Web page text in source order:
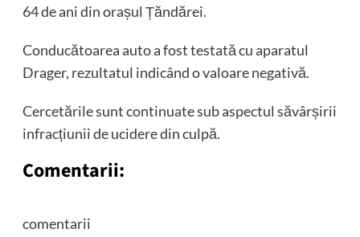
64 de ani din orașul Țăndărei.
Conducătoarea auto a fost testată cu aparatul
Drager, rezultatul indicând o valoare negativă.
Cercetările sunt continuate sub aspectul săvârșirii
infracțiunii de ucidere din culpă.
Comentarii:
comentarii